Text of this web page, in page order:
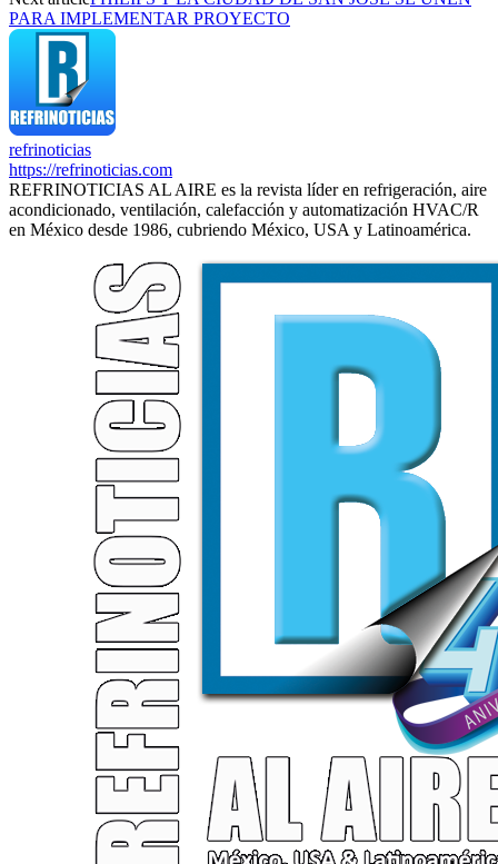
PARA IMPLEMENTAR PROYECTO
refrinoticias
https://refrinoticias.com
REFRINOTICIAS AL AIRE es la revista líder en refrigeración, aire
acondicionado, ventilación, calefacción y automatización HVAC/R
en México desde 1986, cubriendo México, USA y Latinoamérica.